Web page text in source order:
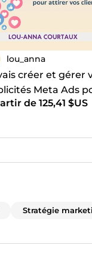
lou_anna
créer et gérer
Meta Ads
clientsde 125,41 $US
Stratégie